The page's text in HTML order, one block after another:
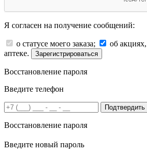
Я согласен на получение сообщений:
о статусе моего заказа;
об
аптеке.
Зарегистрироваться
Восстановление пароля
Введите телефон
Подтвердить
Восстановление пароля
Введите новый пароль